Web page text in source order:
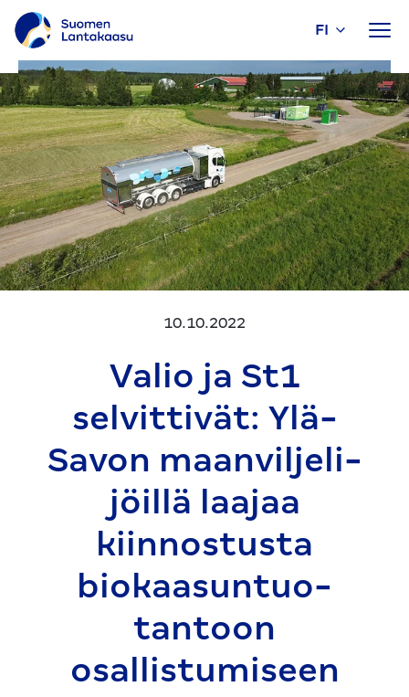
Siirry
sisältöön
FI
10.10.2022
Valio ja St1
selvittivät: Ylä-
Savon maanvilje­li­
jöillä laajaa
kiinnostusta
biokaasun­tuo­
tantoon
osallistumiseen